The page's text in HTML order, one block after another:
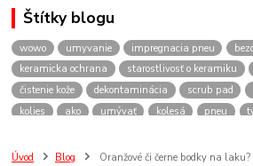
Štítky blogu
wowo umyvanie impregnacia pneu
keramicka ochrana
starostlivosť o keramiku
čistenie kože
dekontaminácia scrub pad
kolies
ako umývať kolesá pneu
ozivovac plastov
impregnacia ozivovac
Úvod Blog Oranžové či černe bodky na